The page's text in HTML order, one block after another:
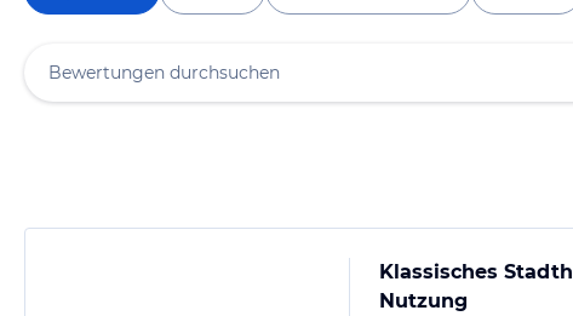
Klassisches
Nutzung